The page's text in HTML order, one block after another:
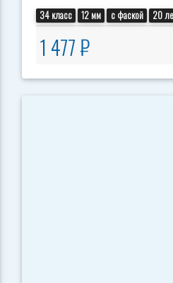
34 класс 12 мм с фаской 20
1 477 ₽